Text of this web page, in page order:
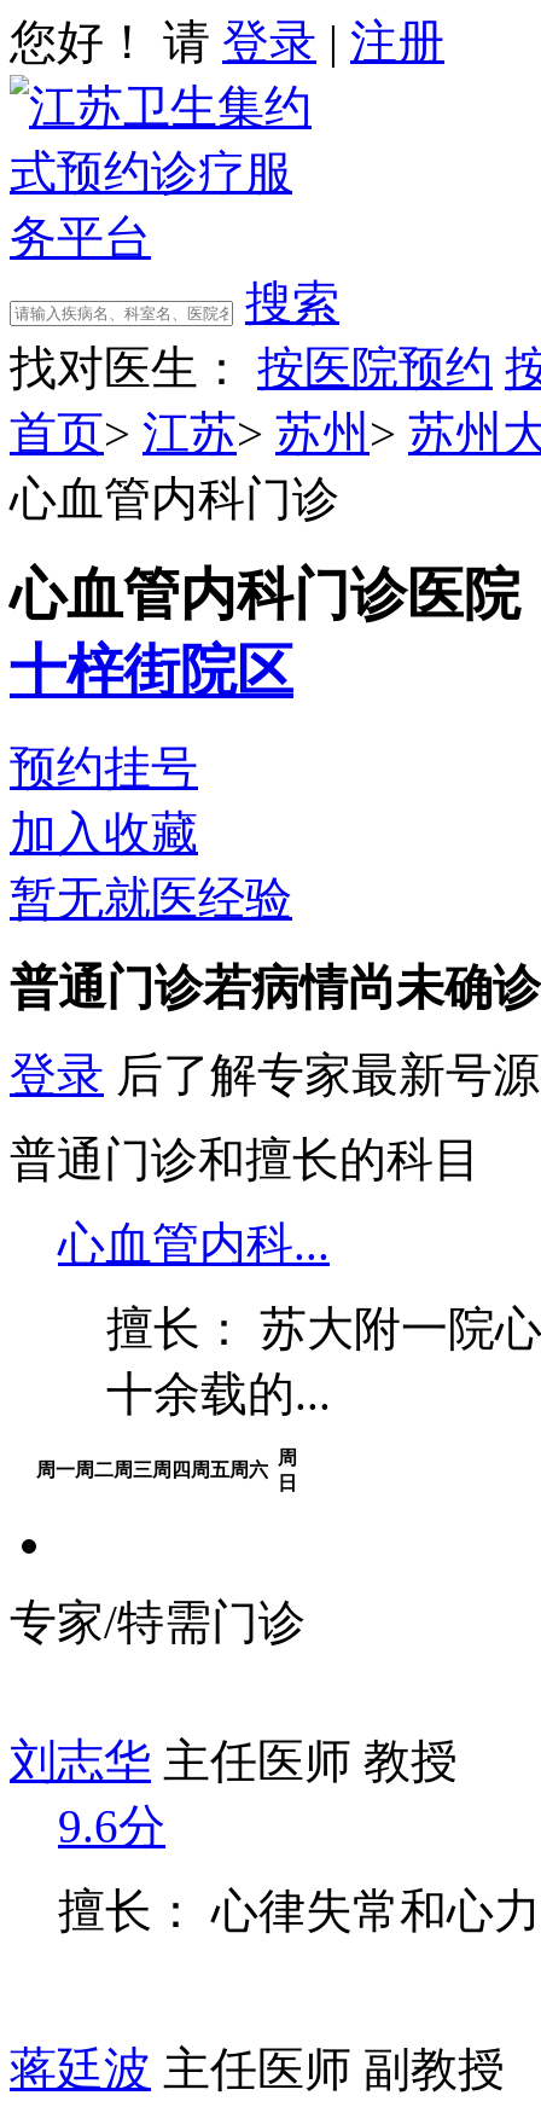
您好！ 请 登录 | 注册
搜索
找对医生：
按医院预约
首页> 江苏> 苏州 > 苏州
心血管内科门诊
心血管内科门诊医院
十梓街院区
预约挂号
加入收藏
暂无就医经验
普通门诊若病情尚未确
登录 后了解专家最新号
普通门诊和擅长的科目
心血管内科...
擅长： 苏大附一院
十余载的...
周一周二周三周四 周五周六
周
日
专家/特需门诊
刘志华 主任医师 教授
9.6分
擅长： 心律失常和心
蒋廷波 主任医师 副教授